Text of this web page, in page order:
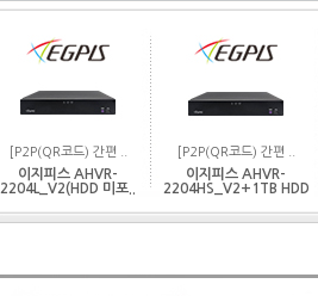
[P2P(QR코드) 간편 ..
이지피스 AHVR-
2204L_V2(HDD 미포..
[P2P(QR코드) 간편 ..
이지피스 AHVR-
2204HS_V2+1TB HDD